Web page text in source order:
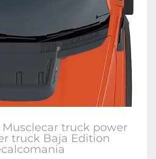
Musclecar truck power
truck Baja Edition